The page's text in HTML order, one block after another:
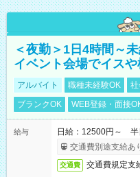
＜夜勤＞1日4時間～
イベント会場でイス
アルバイト 職種未経験OK
ブランクOK
WEB登録・面接
給与
日給：12500円～ 半
交通費別途支給あ
交通費 交通費規定支